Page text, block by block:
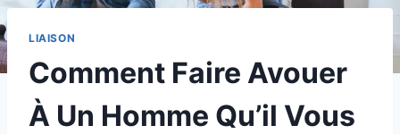
LIAISON
Comment Faire Avouer
À Un Homme Qu’il Vous